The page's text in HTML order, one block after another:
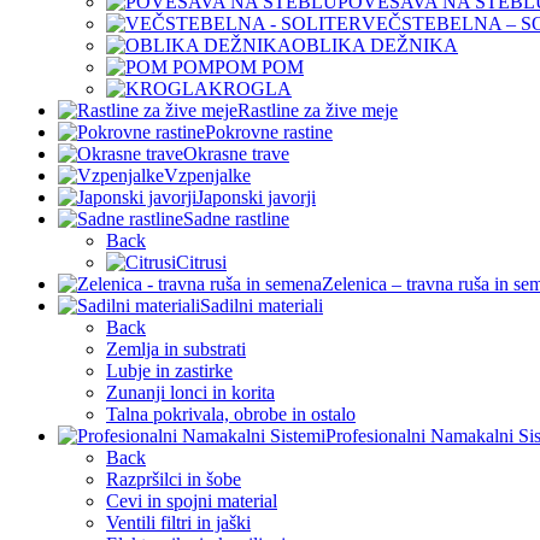
VEČSTEBELNA –
OBLIKA DEŽNIKA
POM POM
KROGLA
Rastline za žive meje
Pokrovne rastine
Okrasne trave
Vzpenjalke
Japonski javorji
Sadne rastline
Back
Citrusi
Zelenica – travna ruša in
Sadilni materiali
Back
Zemlja in substrati
Lubje in zastirke
Zunanji lonci in korita
Talna pokrivala, obrobe in ostalo
Profesionalni Namakalni
Back
Razpršilci in šobe
Cevi in spojni material
Ventili filtri in jaški